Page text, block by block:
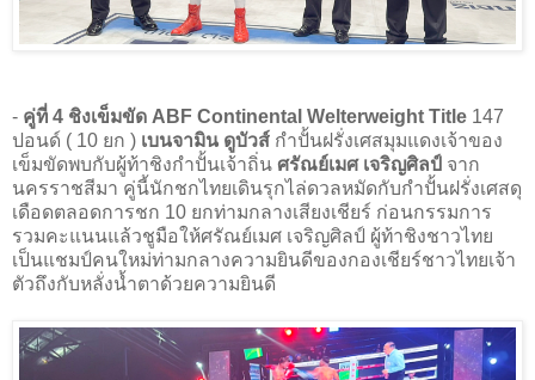
- คู่ที่ 4 ชิงเข็มขัด ABF Continental Welterweight Title 147
ปอนด์ ( 10 ยก ) เบนจามิน ดูบัวส์ กำปั้นฝรั่งเศสมุมแดงเจ้าของ
เข็มขัดพบกับผู้ท้าชิงกำปั้นเจ้าถิ่น ศรัณย์เมศ เจริญศิลป์ จาก
นครราชสีมา คู่นี้นักชกไทยเดินรุกไล่ดวลหมัดกับกำปั้นฝรั่งเศสดุ
เดือดตลอดการชก 10 ยกท่ามกลางเสียงเชียร์ ก่อนกรรมการ
รวมคะแนนแล้วชูมือให้ศรัณย์เมศ เจริญศิลป์ ผู้ท้าชิงชาวไทย
เป็นแชมป์คนใหม่ท่ามกลางความยินดีของกองเชียร์ชาวไทยเจ้า
ตัวถึงกับหลั่งน้ำตาด้วยความยินดี